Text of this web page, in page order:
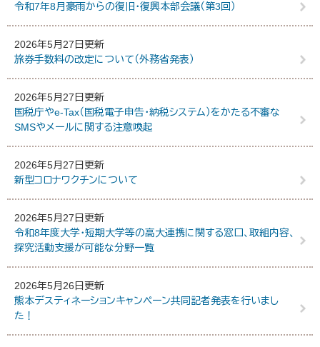
令和7年8月豪雨からの復旧・復興本部会議（第3回）
2026年5月27日更新
旅券手数料の改定について（外務省発表）
2026年5月27日更新
国税庁やe-Tax（国税電子申告・納税システム）をかたる不審な
SMSやメールに関する注意喚起
2026年5月27日更新
新型コロナワクチンについて
2026年5月27日更新
令和8年度大学・短期大学等の高大連携に関する窓口、取組内容、
探究活動支援が可能な分野一覧
2026年5月26日更新
熊本デスティネーションキャンペーン共同記者発表を行いまし
た！